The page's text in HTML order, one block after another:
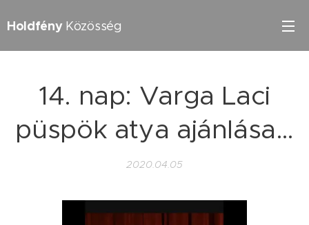
HoldfényKözösség
14. nap: Varga Laci
püspök atya ajánlása…
2020.04.05